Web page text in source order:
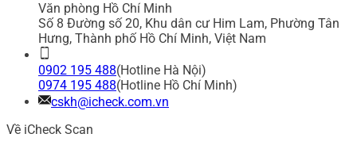
Văn phòng Hồ Chí Minh
Số 8 Đường số 20, Khu dân cư Him Lam, Phường Tân
Hưng, Thành phố Hồ Chí Minh, Việt Nam
0902 195 488(Hotline Hà Nội)
0974 195 488(Hotline Hồ Chí Minh)
cskh@icheck.com.vn
Về iCheck Scan